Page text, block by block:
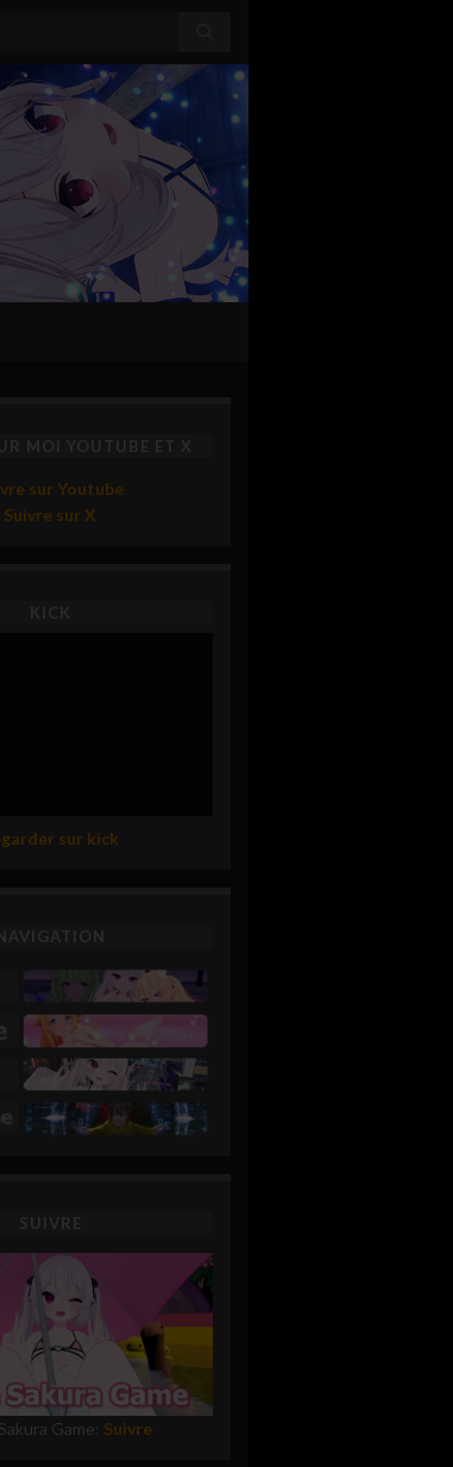
MOI YOUTUBE ET X
sur Youtube
Suivre sur X
KICK
sur kick
SUIVRE
Game: Suivre